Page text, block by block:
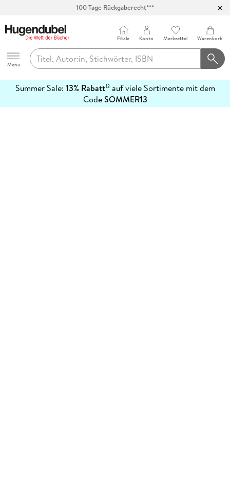
100 Tage Rückgaberecht***
Hugendubel
Menu
Filiale Konto Merkzettel Warenkorb
Summer Sale: 13% Rabatt12auf viele Sortimente mit dem
CodeSOMMER13
erfahren